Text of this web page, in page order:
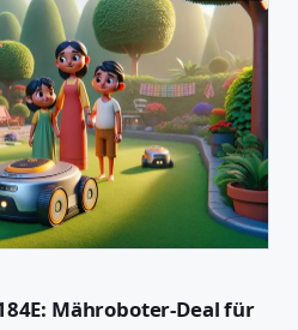
Mähroboter-Deal für